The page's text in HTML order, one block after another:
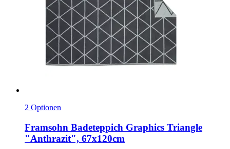
2 Optionen
Framsohn Badeteppich Graphics Triangle
"Anthrazit", 67x120cm